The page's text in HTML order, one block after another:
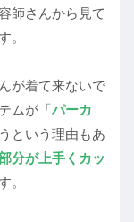
師さんから見て
。
が着て来ないで
ムが「パーカ
という理由もあ
分が上手くカッ
。